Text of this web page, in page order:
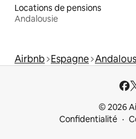
Locations de pensions
Andalousie
Airbnb Espagne
© 2026
Confidentialité